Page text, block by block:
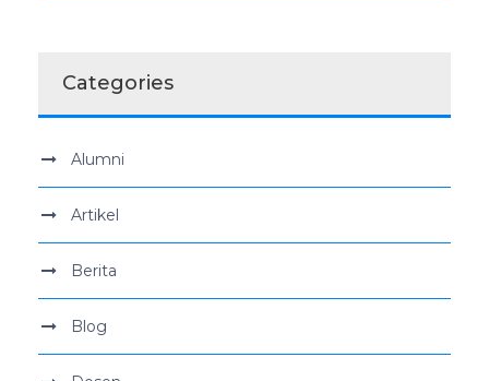
Categories
Alumni
Artikel
Berita
Blog